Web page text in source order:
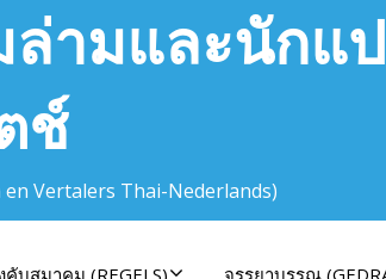
ามและนักแ
ช์
Vertalers Thai-Nederlands)
บสมาคม (REGELS) จรรยาบรรณ